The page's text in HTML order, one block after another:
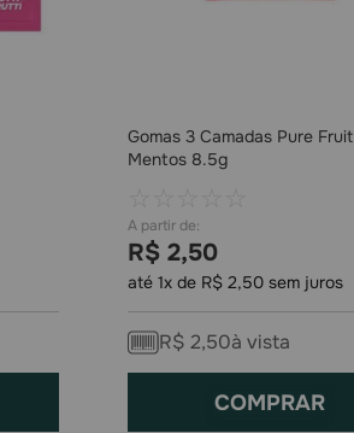
Gomas 3 Camadas Pure Fruit
Mentos 8.5g
R$ 2,50
até 1x de R$ 2,50sem juros
R$ 2,50à vista
COMPRAR